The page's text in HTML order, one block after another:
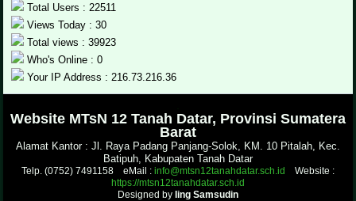
Total Users : 22511
Views Today : 30
Total views : 39923
Who's Online : 0
Your IP Address : 216.73.216.36
Website MTsN 12 Tanah Datar, Provinsi Sumatera
Barat
Alamat Kantor : Jl. Raya Padang Panjang-Solok, KM. 10 Pitalah, Kec.
Batipuh, Kabupaten Tanah Datar
Telp. (0752) 7491158 eMail : info@mtsn12tanahdatar.sch.id
Website :
https://mtsn12tanahdatar.sch.id
Designed by Iing Samsudin